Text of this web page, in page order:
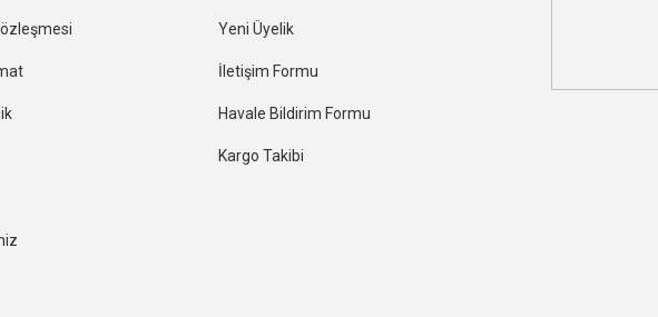
Yeni Üyelik
İletişim Formu
Havale Bildirim Formu
Kargo Takibi